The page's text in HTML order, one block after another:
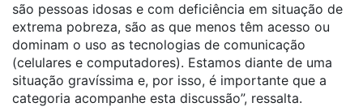
são pessoas idosas e com deficiência em situação de
extrema pobreza, são as que menos têm acesso ou
dominam o uso as tecnologias de comunicação
(celulares e computadores). Estamos diante de uma
situação gravíssima e, por isso, é importante que a
categoria acompanhe esta discussão”, ressalta.